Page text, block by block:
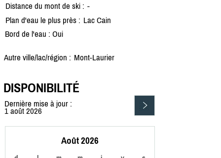
Distance du mont de ski : -
Plan d'eau le plus près : Lac Cain
Bord de l'eau : Oui
Autre ville/lac/région : Mont-Laurier
DISPONIBILITÉ
Dernière mise à jour :
1 août 2026
Août 2026